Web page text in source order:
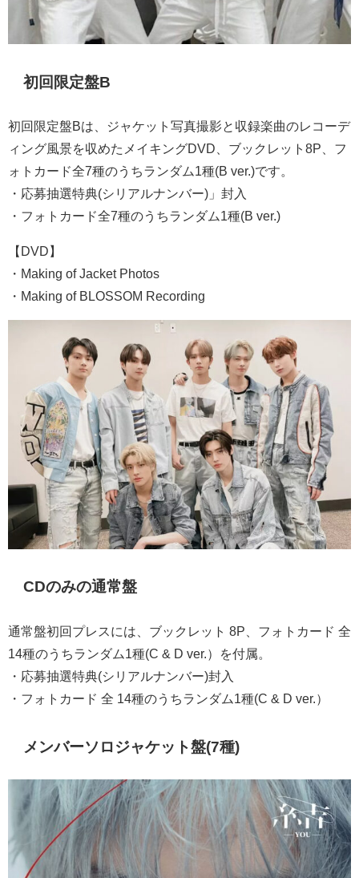
初回限定盤B
初回限定盤Bは、ジャケット写真撮影と収録楽曲のレコーデ
ィング風景を収めたメイキングDVD、ブックレット8P、フ
ォトカード全7種のうちランダム1種(B ver.)です。
・応募抽選特典(シリアルナンバー)」封入
・フォトカード全7種のうちランダム1種(B ver.)
【DVD】
・Making of Jacket Photos
・Making of BLOSSOM Recording
CDのみの通常盤
通常盤初回プレスには、ブックレット 8P、フォトカード 全
14種のうちランダム1種(C & D ver.）を付属。
・応募抽選特典(シリアルナンバー)封入
・フォトカード 全 14種のうちランダム1種(C & D ver.）
メンバーソロジャケット盤(7種)